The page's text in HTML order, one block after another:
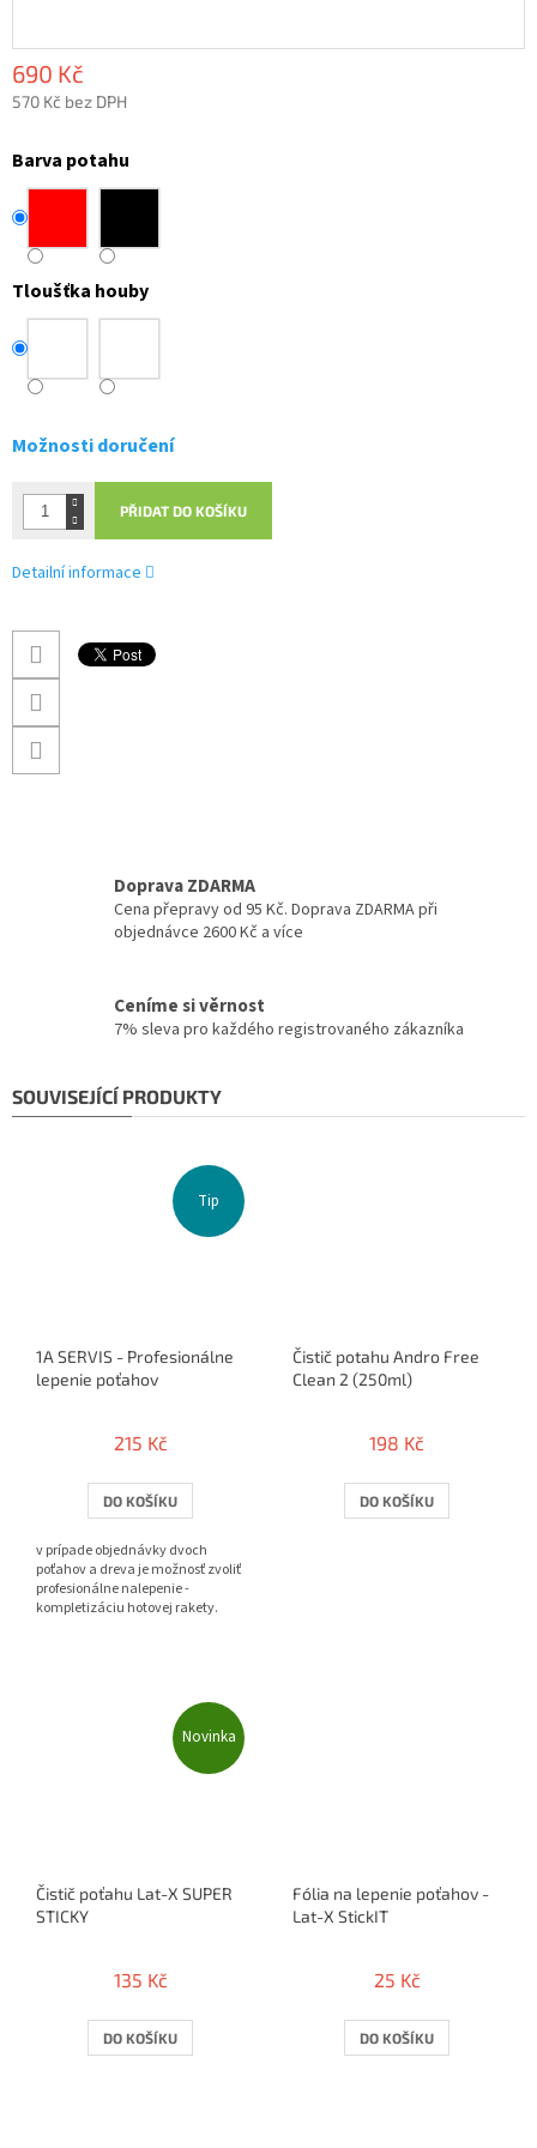
690 Kč
570 Kč bez DPH
cena:
Barva potahu
Tloušťka houby
Možnosti doručení
PŘIDAT DO KOŠÍKU
Detailní informace
Doprava ZDARMA
Cena přepravy od 95 Kč. Doprava ZDARMA při
objednávce 2600 Kč a více
Ceníme si věrnost
7% sleva pro každého registrovaného zákazníka
SOUVISEJÍCÍ PRODUKTY
Tip
1A SERVIS - Profesionálne
lepenie poťahov
215 Kč
DO KOŠÍKU
v prípade objednávky dvoch
poťahov a dreva je možnosť zvoliť
profesionálne nalepenie -
kompletizáciu hotovej rakety.
Čistič potahu Andro Free
Clean 2 (250ml)
198 Kč
DO KOŠÍKU
Novinka
Čistič poťahu Lat-X SUPER
STICKY
135 Kč
DO KOŠÍKU
Fólia na lepenie poťahov -
Lat-X StickIT
25 Kč
DO KOŠÍKU